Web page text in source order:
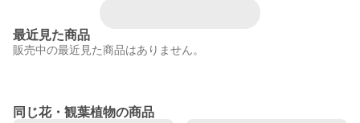
最近見た商品
販売中の最近見た商品はありません。
同じ花・観葉植物の商品